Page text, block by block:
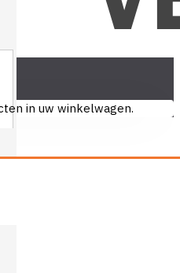
in uw winkelwagen.